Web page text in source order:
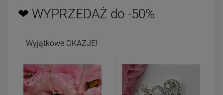
❤ WYPRZEDAŻ do -50%
Wyjątkowe OKAZJE!